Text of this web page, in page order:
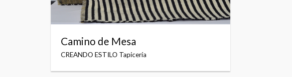
Camino de Mesa
CREANDO ESTILO Tapicería